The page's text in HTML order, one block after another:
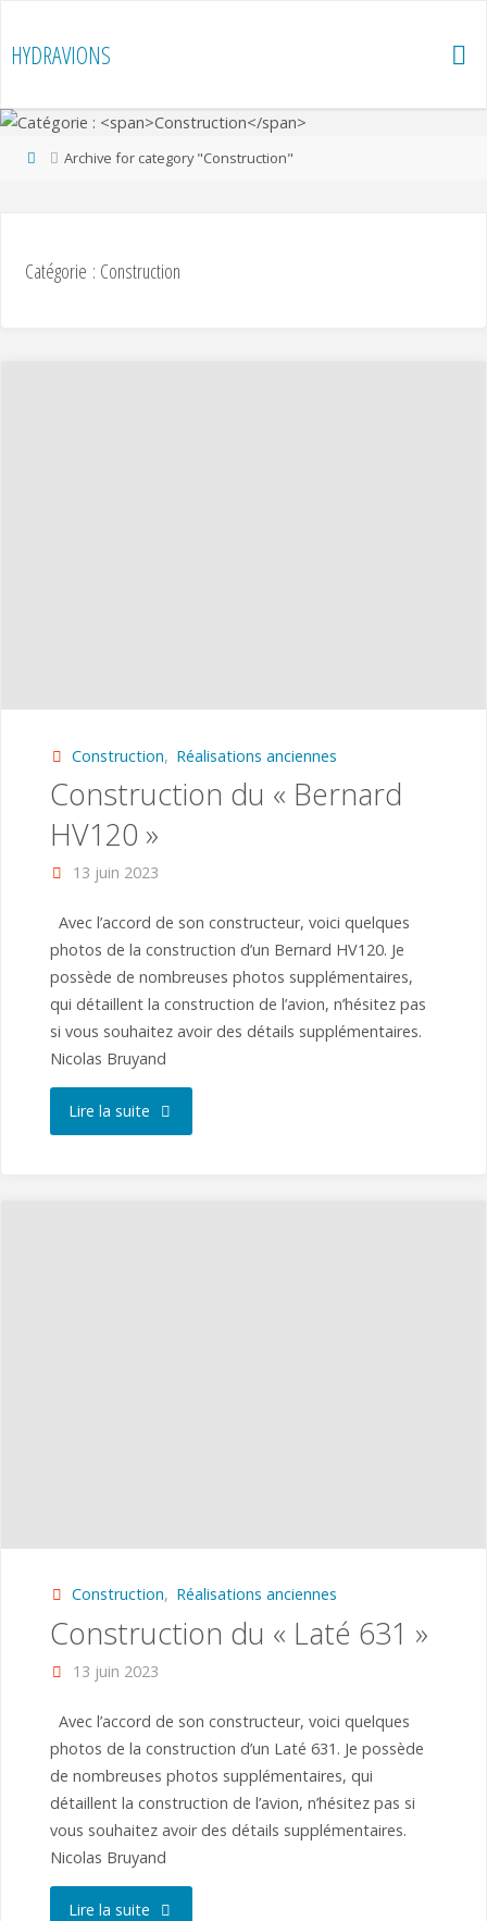
content
HYDRAVIONS
HomeArchive for category "Construction"
Catégorie : Construction
Construction, Réalisations anciennes
Construction du « Bernard
HV120 »
13 juin 2023
Avec l’accord de son constructeur, voici quelques
photos de la construction d’un Bernard HV120. Je
possède de nombreuses photos supplémentaires,
qui détaillent la construction de l’avion, n’hésitez pas
si vous souhaitez avoir des détails supplémentaires.
Nicolas Bruyand
Lire la suite"Construction
Construction, Réalisations anciennes
Construction du « Laté 631 »
13 juin 2023
Avec l’accord de son constructeur, voici quelques
photos de la construction d’un Laté 631. Je possède
de nombreuses photos supplémentaires, qui
détaillent la construction de l’avion, n’hésitez pas si
vous souhaitez avoir des détails supplémentaires.
Nicolas Bruyand
Lire la suite"Construction